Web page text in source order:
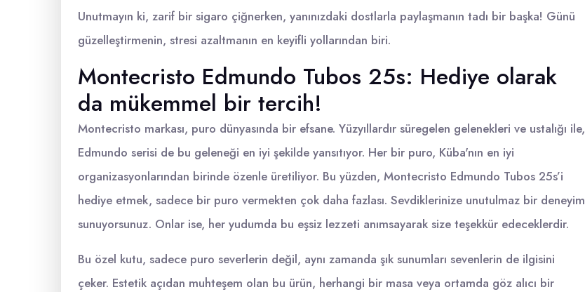
Unutmayın ki, zarif bir sigaro çiğnerken, yanınızdaki dostlarla paylaşmanın tadı bir başka! Günü
güzelleştirmenin, stresi azaltmanın en keyifli yollarından biri.
Montecristo Edmundo Tubos 25s: Hediye olarak
da mükemmel bir tercih!
Montecristo markası, puro dünyasında bir efsane. Yüzyıllardır süregelen gelenekleri ve ustalığı ile,
Edmundo serisi de bu geleneği en iyi şekilde yansıtıyor. Her bir puro, Küba'nın en iyi
organizasyonlarından birinde özenle üretiliyor. Bu yüzden, Montecristo Edmundo Tubos 25s’i
hediye etmek, sadece bir puro vermekten çok daha fazlası. Sevdiklerinize unutulmaz bir deneyim
sunuyorsunuz. Onlar ise, her yudumda bu eşsiz lezzeti anımsayarak size teşekkür edeceklerdir.
Bu özel kutu, sadece puro severlerin değil, aynı zamanda şık sunumları sevenlerin de ilgisini
çeker. Estetik açıdan muhteşem olan bu ürün, herhangi bir masa veya ortamda göz alıcı bir